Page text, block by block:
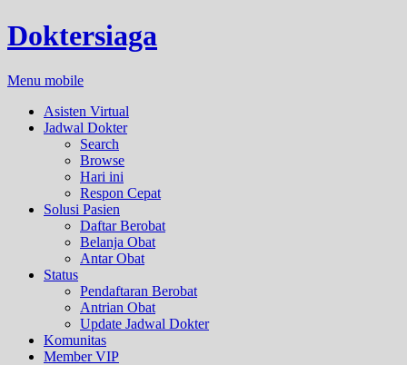
Doktersiaga
Menu mobile
Asisten Virtual
Jadwal Dokter
Search
Browse
Hari ini
Respon Cepat
Solusi Pasien
Daftar Berobat
Belanja Obat
Antar Obat
Status
Pendaftaran Berobat
Antrian Obat
Update Jadwal Dokter
Komunitas
Member VIP